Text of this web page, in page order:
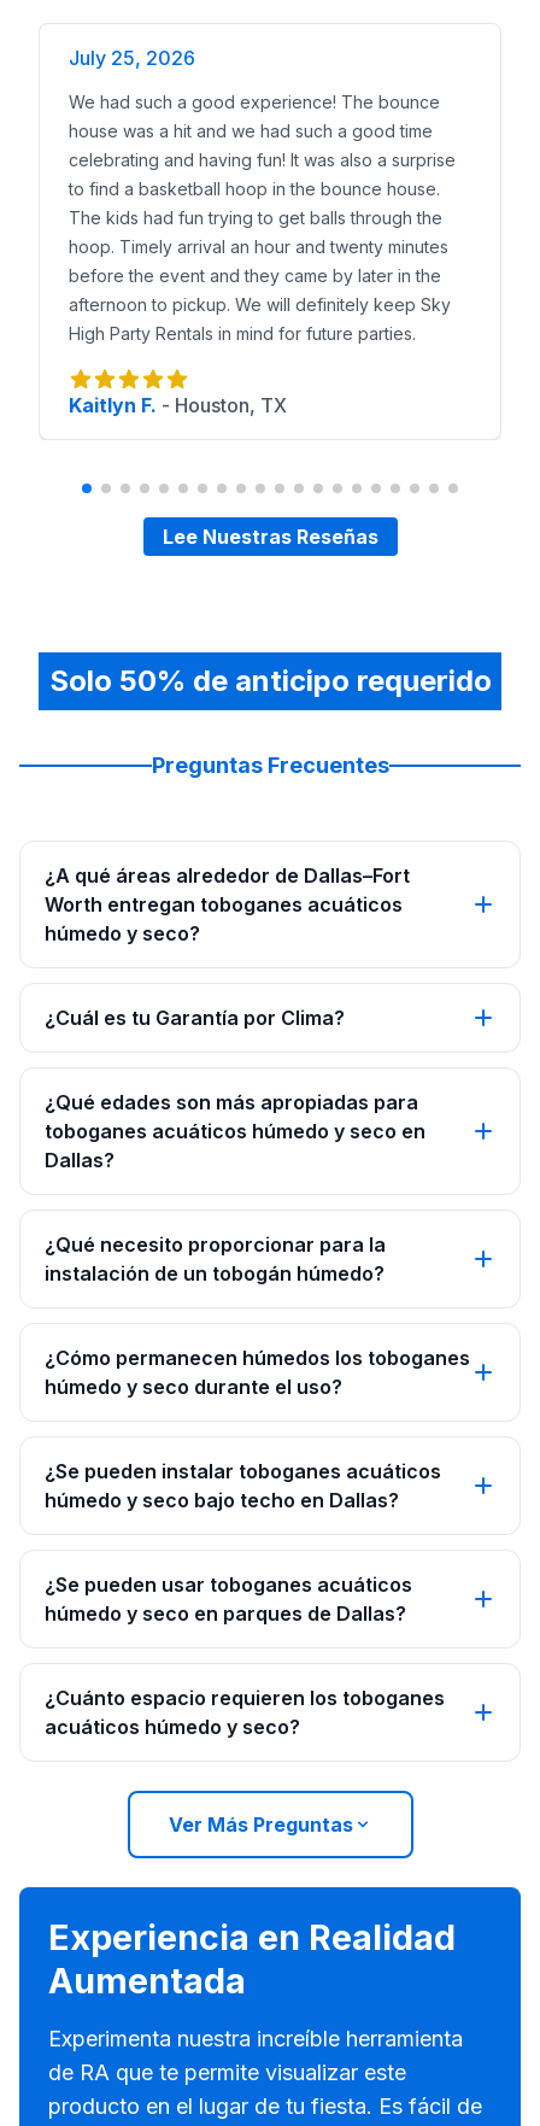
Combos de Brincolines en Lancaster
Juegos Interactivos en Lancaster
July 25, 2026
We had such a good experience! The bounce
house was a hit and we had such a good time
celebrating and having fun! It was also a surprise
to find a basketball hoop in the bounce house.
The kids had fun trying to get balls through the
hoop. Timely arrival an hour and twenty minutes
before the event and they came by later in the
afternoon to pickup. We will definitely keep Sky
High Party Rentals in mind for future parties.
Kaitlyn F. - Houston, TX
Lee Nuestras Reseñas
Solo 50% de anticipo requerido
Preguntas Frecuentes
¿A qué áreas alrededor de Dallas–Fort
Worth entregan toboganes acuáticos
húmedo y seco?
¿Cuál es tu Garantía por Clima?
¿Qué edades son más apropiadas para
toboganes acuáticos húmedo y seco en
Dallas?
¿Qué necesito proporcionar para la
instalación de un tobogán húmedo?
¿Cómo permanecen húmedos los toboganes
húmedo y seco durante el uso?
¿Se pueden instalar toboganes acuáticos
húmedo y seco bajo techo en Dallas?
¿Se pueden usar toboganes acuáticos
húmedo y seco en parques de Dallas?
¿Cuánto espacio requieren los toboganes
acuáticos húmedo y seco?
Ver Más Preguntas
Experiencia en Realidad
Aumentada
Experimenta nuestra increíble herramienta
de RA que te permite visualizar este
producto en el lugar de tu fiesta. Es fácil de